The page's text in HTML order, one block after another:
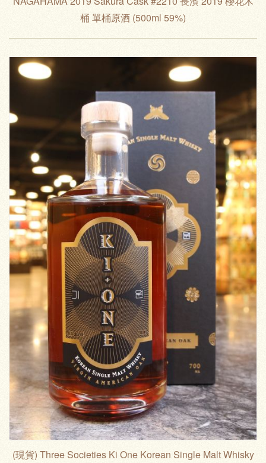
桶 單桶原酒 (500ml 59%)
(現貨) Three Societies Ki One Korean Single Malt Whisky